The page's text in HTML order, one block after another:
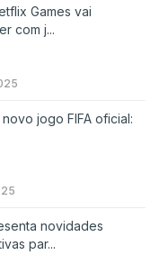
Games vai
com j...
jogo FIFA oficial:
novidades
par...